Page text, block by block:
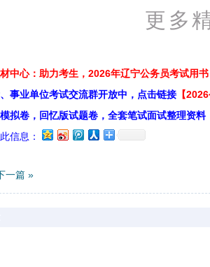
更多精
中心：助力考生，2026年辽宁公务员考试用书
事业单位考试交流群开放中，点击链接 【
拟卷，回忆版试题卷，全套笔试面试整理资料
信息：
一篇 »